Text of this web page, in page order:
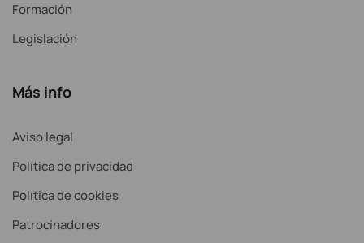
Formación
Legislación
Más info
Aviso legal
Política de privacidad
Política de cookies
Patrocinadores